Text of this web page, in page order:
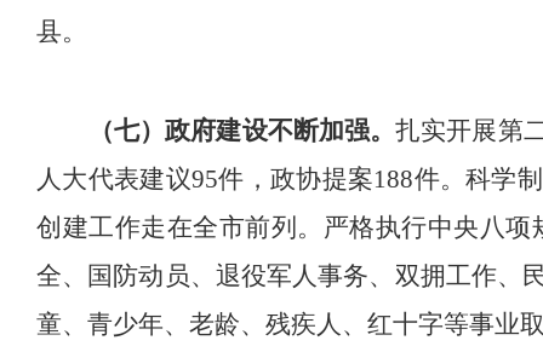
县。
（七）政府建设不断加强。扎实开展第
人大代表建议95件，政协提案188件。科学
创建工作走在全市前列。 严格执行中央八
全、国防动员、退役军人事务、双拥工作、
童、青少年、老龄、残疾人、红十字等事业